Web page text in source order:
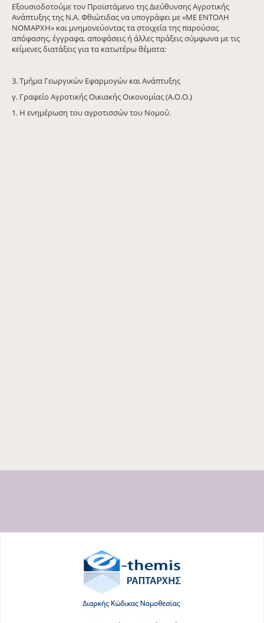
Εξουσιοδοτούμε τον Προϊστάμενο της Διεύθυνσης Αγροτικής
Ανάπτυξης της Ν.Α. Φθιώτιδας να υπογράφει με «ΜΕ ΕΝΤΟΛΗ
ΝΟΜΑΡΧΗ» και μνημονεύοντας τα στοιχεία της παρούσας
απόφασης, έγγραφα, αποφάσεις ή άλλες πράξεις σύμφωνα με τις
κείμενες διατάξεις για τα κατωτέρω θέματα:
3. Τμήμα Γεωργικών Εφαρμογών και Ανάπτυξης
γ. Γραφείο Αγροτικής Οικιακής Οικονομίας (Α.Ο.Ο.)
1. Η ενημέρωση του αγροτισσών του Νομού.